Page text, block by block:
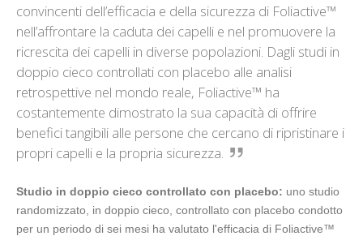
convincenti dell’efficacia e della sicurezza di Foliactive™
nell’affrontare la caduta dei capelli e nel promuovere la
ricrescita dei capelli in diverse popolazioni. Dagli studi in
doppio cieco controllati con placebo alle analisi
retrospettive nel mondo reale, Foliactive™ ha
costantemente dimostrato la sua capacità di offrire
benefici tangibili alle persone che cercano di ripristinare i
propri capelli e la propria sicurezza.
Studio in doppio cieco controllato con placebo: uno studio
randomizzato, in doppio cieco, controllato con placebo condotto
per un periodo di sei mesi ha valutato l'efficacia di Foliactive™